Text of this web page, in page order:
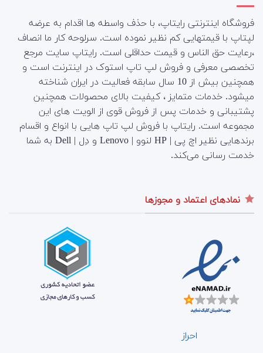
فروشگاه اینترنتی رایتاپ، با حذف واسطه ها اقدام به عرضه
لپتاپ با قیمتهایی کم نظیر نموده است. سرلوحه کار ما انصاف
،رعایت حق الناس و قیمت حداقلی است. رایتاپ سایت مرجع
تخصصی معرفی و فروش لپ تاپ استوک در اینترنت است و
همچنین بیش از 10 سال سابقه فعالیت در ایران شناخته
میشود. خدمات متمایز ، کیفیت بالای محصولات همچنین
پشتیبانی و خدمات پس از فروش قوی از الویت های این
مجموعه است. رایتاپ با فروش لپ تاپ هایی با انواع و اقسام
برندهایی نظیر اچ پی | HP لنوو | Lenovo و دِل | Dell به شما
خدمت رسانی می‌کند.
نمادهای اعتماد و مجوزها
احراز